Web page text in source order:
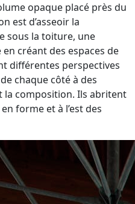
opaque placé près du
est d’asseoir la
sous la toiture, une
créant des espaces de
différentes perspectives
chaque côté à des
la composition. Ils abritent
forme et à l’est des